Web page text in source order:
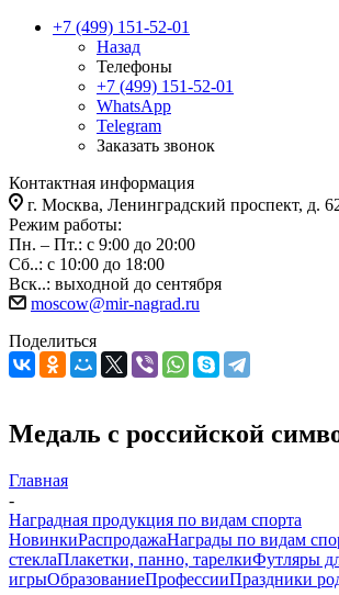
+7 (499) 151-52-01
Назад
Телефоны
+7 (499) 151-52-01
WhatsApp
Telegram
Заказать звонок
Контактная информация
г. Москва, Ленинградский проспект, д.
Режим работы:
Пн. – Пт.: с 9:00 до 20:00
Сб..: с 10:00 до 18:00
Вск..: выходной до сентября
moscow@mir-nagrad.ru
Поделиться
Медаль с российской
Главная
-
Наградная продукция по видам спорта
НовинкиРаспродажаНаграды по видам
стеклаПлакетки, панно, тарелкиФутляры
игрыОбразованиеПрофессииПраздники